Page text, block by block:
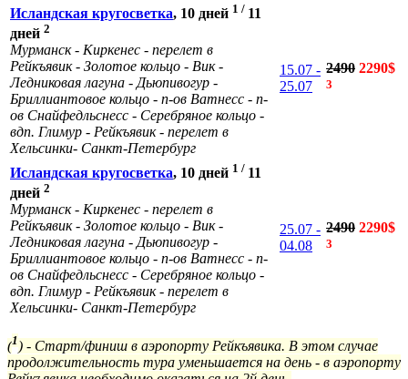
Исландская кругосветка, 10 дней 1 / 11
дней 2
Мурманск - Киркенес - перелет в
Рейкъявик - Золотое кольцо - Вик -
Ледниковая лагуна - Дьюпивогур -
Бриллиантовое кольцо - п-ов Ватнесс - п-
ов Снайфедльснесс - Серебряное кольцо -
вдп. Глимур - Рейкъявик - перелет в
Хельсинки- Санкт-Петербург
15.07 -
25.07
2490 2290$
3
Исландская кругосветка, 10 дней 1 / 11
дней 2
Мурманск - Киркенес - перелет в
Рейкъявик - Золотое кольцо - Вик -
Ледниковая лагуна - Дьюпивогур -
Бриллиантовое кольцо - п-ов Ватнесс - п-
ов Снайфедльснесс - Серебряное кольцо -
вдп. Глимур - Рейкъявик - перелет в
Хельсинки- Санкт-Петербург
25.07 -
04.08
2490 2290$
3
(1 ) - Старт/финиш в аэропорту Рейкъявика. В этом случае
продолжительность тура уменьшается на день - в аэропорту